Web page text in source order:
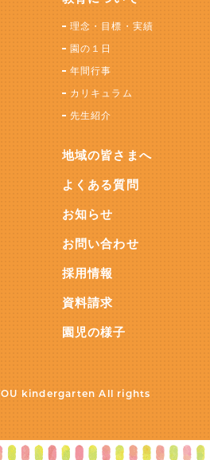
理念・目標・実績
園の１日
年間行事
カリキュラム
先生紹介
地域の皆さまへ
よくある質問
お知らせ
お問い合わせ
採用情報
資料請求
園児の様子
kindergarten All rights